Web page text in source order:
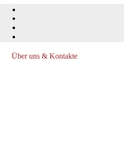
Über uns & Kontakte